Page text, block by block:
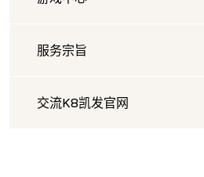
服务宗旨
交流K8凯发官网